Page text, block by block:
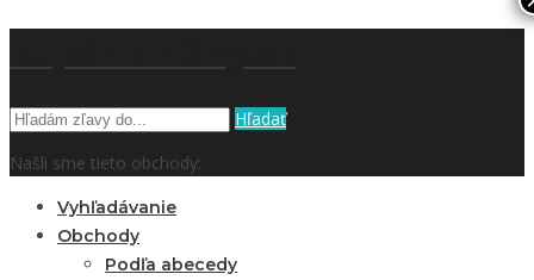
Hľadať
Našli sme tieto obchody:
Vyhľadávanie
Obchody
Podľa abecedy